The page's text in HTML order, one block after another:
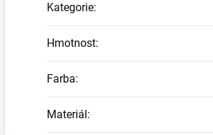
Kategorie:
Hmotnost:
Farba:
Materiál :